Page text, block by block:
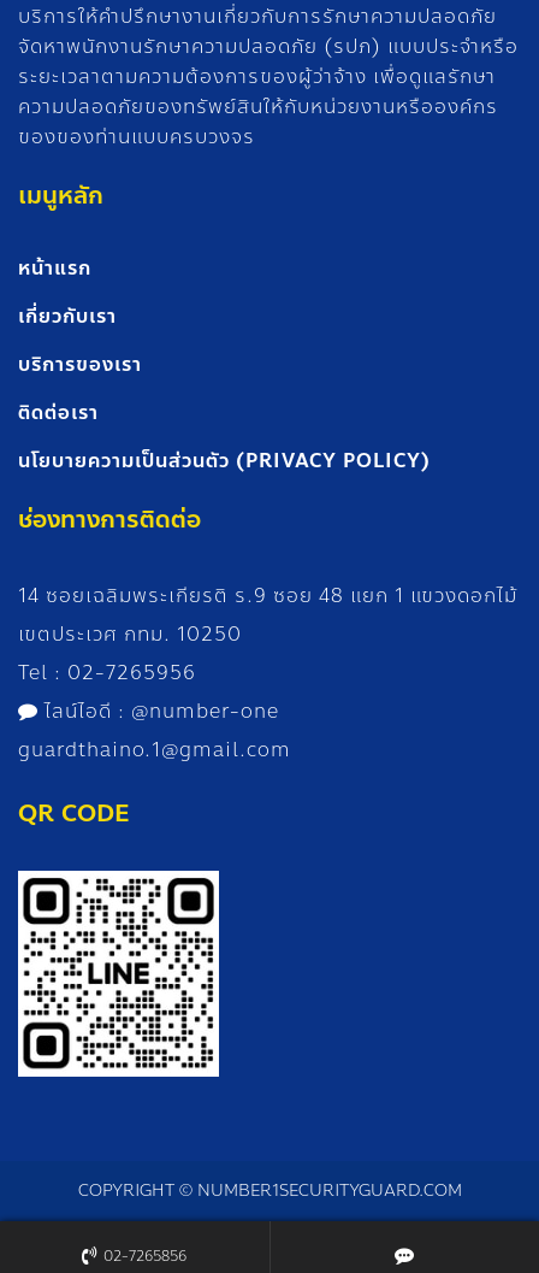
บริการให้คำปรึกษางานเกี่ยวกับการรักษาความปลอดภัย
จัดหาพนักงานรักษาความปลอดภัย (รปภ) แบบประจำหรือ
ระยะเวลาตามความต้องการของผู้ว่าจ้าง เพื่อดูแลรักษา
ความปลอดภัยของทรัพย์สินให้กับหน่วยงานหรือองค์กร
ของของท่านแบบครบวงจร
เมนูหลัก
หน้าแรก
เกี่ยวกับเรา
บริการของเรา
ติดต่อเรา
นโยบายความเป็นส่วนตัว (PRIVACY POLICY)
ช่องทางการติดต่อ
14 ซอยเฉลิมพระเกียรติ ร.9 ซอย 48 แยก 1 แขวงดอกไม้
เขตประเวศ กทม. 10250
Tel : 02-7265956
ไลน์ไอดี : @number-one
guardthaino.1@gmail.com
QR CODE
COPYRIGHT © NUMBER1SECURITYGUARD.COM
02-7265856